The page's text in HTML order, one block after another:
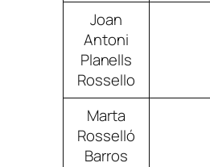
Joan
Antoni
Planells
Rossello
Marta
Rosselló
Barros